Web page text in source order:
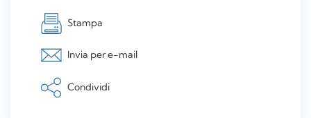
Stampa
Invia per e-mail
Condividi